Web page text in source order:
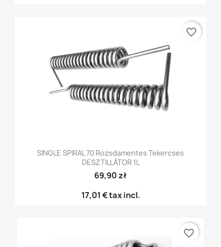
SINGLE SPIRAL 70 Rozsdamentes Tekercses
DESZTILLÁTOR 1L
69,90 zł
17,01 €tax incl.
favorite_border
favorite_border